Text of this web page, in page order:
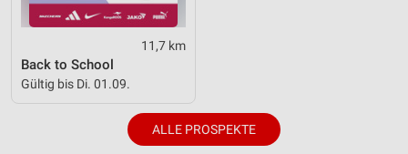
11,7 km
Back to School
Gültig bis Di. 01.09.
ALLE PROSPEKTE